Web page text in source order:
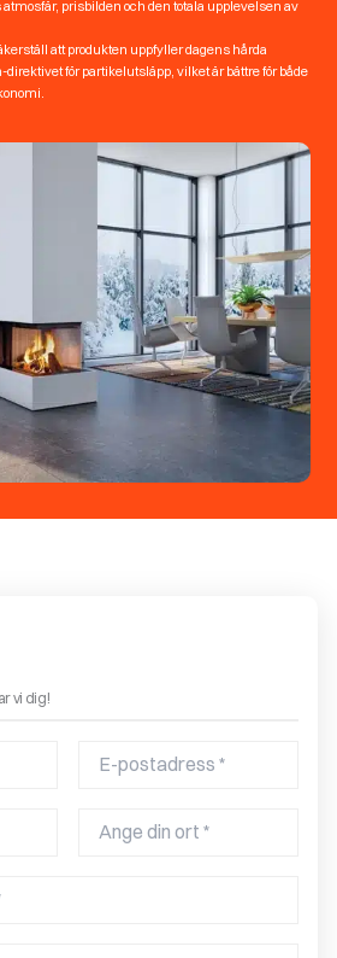
prisbilden och den totala upplevelsen av
att produkten uppfyller dagens hårda
för partikelutsläpp, vilket är bättre för både
vi dig!